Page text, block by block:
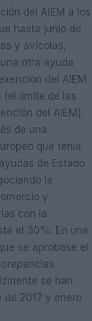
del AIEM a los
hasta junio de
y avícolas,
otra ayuda
del AIEM
(el límite de las
del AIEM).
de una
que tenía
de Estado
la
y
con la
el 30%. En una
se aprobase el
se han
2017 y enero